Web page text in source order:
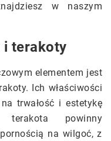
w naszym
i terakoty
elementem jest
Ich właściwości
trwałość i estetykę
terakota powinny
na wilgoć, z